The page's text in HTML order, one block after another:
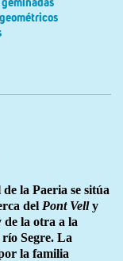
la Paeria se sitúa
del Pont Velly
la otra a la
Segre. La
la familia